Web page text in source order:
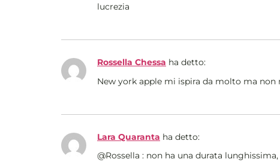
lucrezia
Rossella Chessa ha detto:
New york apple mi ispira da molto ma non
Lara Quaranta ha detto:
@Rossella : non ha una durata